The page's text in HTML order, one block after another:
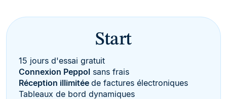
Start
15 jours d'essai gratuit
Connexion Peppol sans frais
Réception illimitée de factures électroniques
Tableaux de bord dynamiques